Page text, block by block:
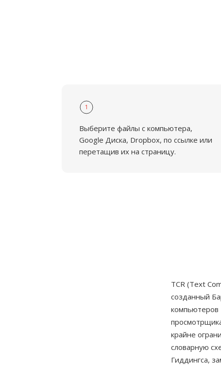
1
Выберите файлы с компьютера,
Google Диска, Dropbox, по ссылке или
перетащив их на страницу.
TCR (Text
созданный
компьютеров
крайне
словарную
Гиддингса,